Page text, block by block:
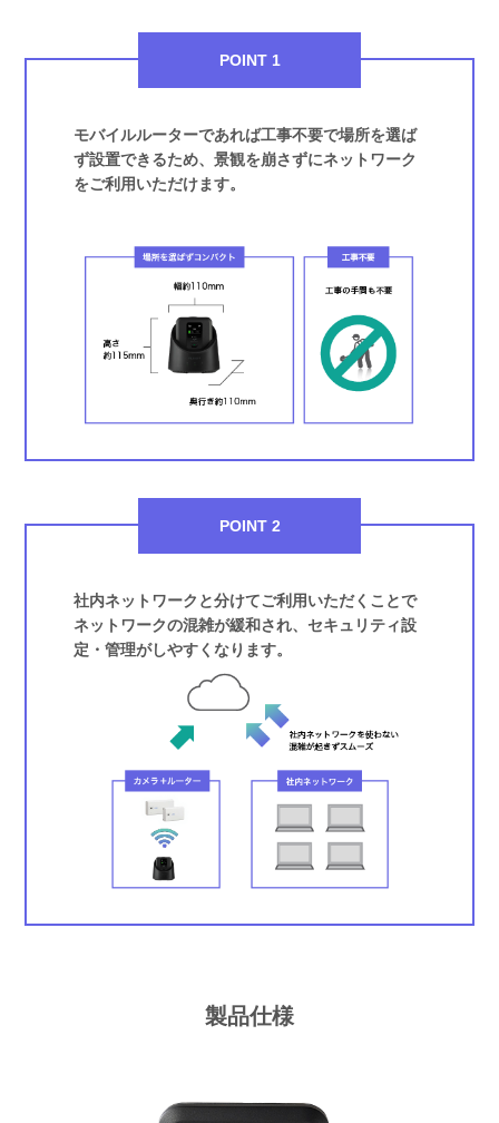
POINT 1
モバイルルーターであれば工事不要で場所を選ば
ず設置できるため、景観を崩さずにネットワーク
をご利用いただけます。
POINT 2
社内ネットワークと分けてご利用いただくことで
ネットワークの混雑が緩和され、セキュリティ設
定・管理がしやすくなります。
製品仕様